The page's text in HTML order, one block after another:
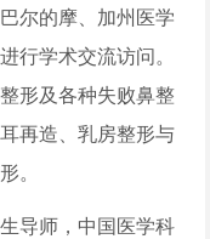
尔的摩、加州医学
行学术交流访问。
形及各种失败鼻整
再造、乳房整形与
。
导师，中国医学科